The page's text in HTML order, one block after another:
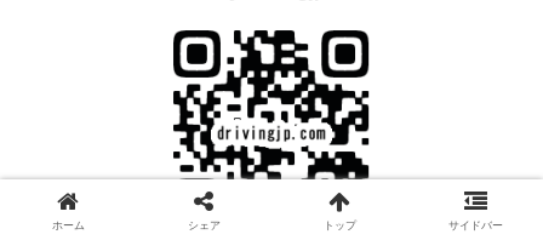
ホーム シェア トップ サイドバー